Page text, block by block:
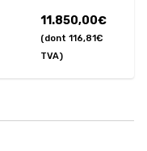
11.850,00€
(dont 116,81€
TVA)